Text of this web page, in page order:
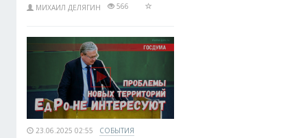
МИХАИЛ ДЕЛЯГИН 566
23.06.2025 02:55 СОБЫТИЯ